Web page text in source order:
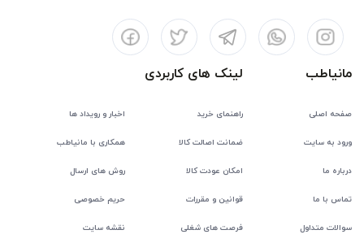
مانیاطب
صفحه اصلی
ورود به سایت
درباره ما
تماس با ما
سوالات متداول
لینک های کاربردی
راهنمای خرید اخبار و رویداد ها
ضمانت اصالت کالا همکاری با مانیاطب
امکان عودت کالا روش های ارسال
قوانین و مقررات حریم خصوصی
فرصت های شغلی نقشه سایت